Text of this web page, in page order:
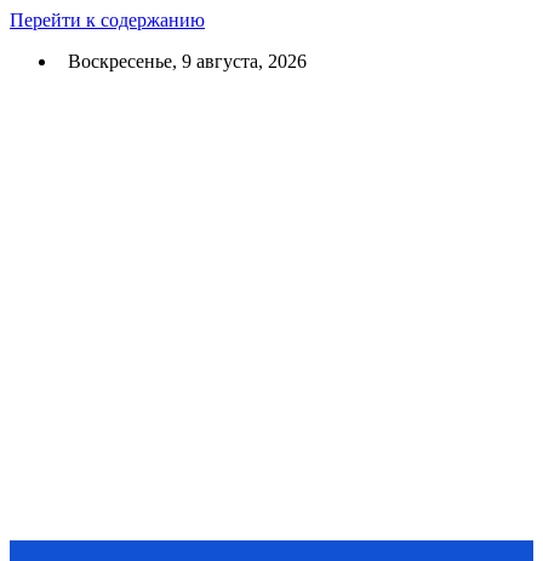
Перейти к содержанию
Воскресенье, 9 августа, 2026